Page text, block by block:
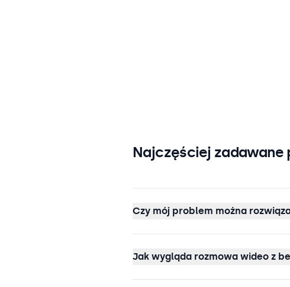
Najczęściej zadawane
Czy mój problem można
Jak wygląda rozmowa wideo z